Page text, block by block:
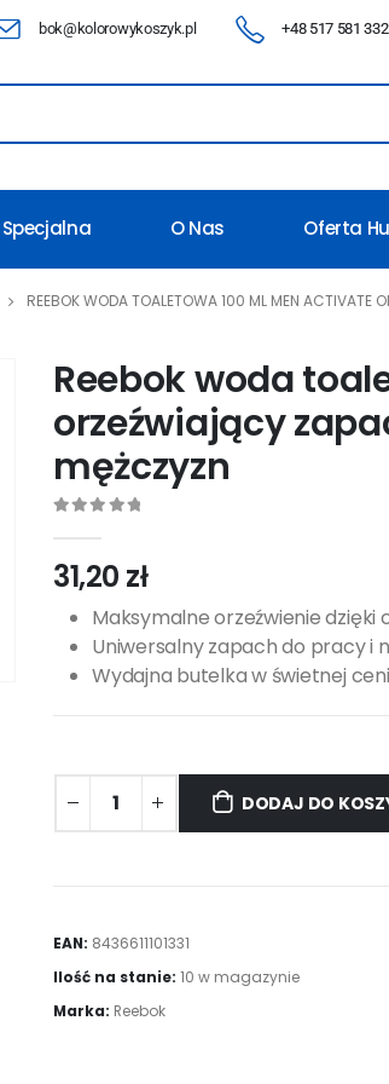
bok@kolorowykoszyk.pl +48 517 581 332
O Nas Oferta
REEBOK WODA TOALETOWA 100 ML MEN ACTIVATE
Reebok woda
orzeźwiający
mężczyzn
31,20 zł
Maksymalne orzeźwienie dzięki
Uniwersalny zapach do pracy i
Wydajna butelka w świetnej
DODAJ DO
EAN: 8436611101331
Ilość na stanie: 10 w magazynie
Marka: Reebok